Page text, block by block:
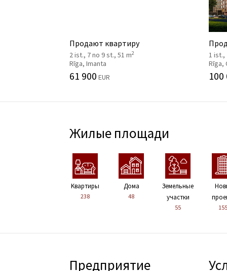
Продают квартиру
2 ist., 7 no 9 st., 51 m2
Rīga, Imanta
61 900 EUR
1 ist.,
Rīga,
100
Жилые площади
Kвартиры
238
Дома
48
Земельные
участки
55
Предприятие